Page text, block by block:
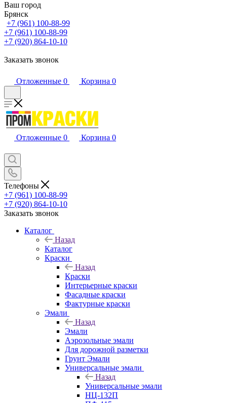
Ваш город
Брянск
+7 (961) 100-88-99
+7 (961) 100-88-99
+7 (920) 864-10-10
Заказать звонок
Отложенные 0 Корзина 0
Отложенные 0 Корзина 0
Телефоны
+7 (961) 100-88-99
+7 (920) 864-10-10
Заказать звонок
Каталог
Назад
Каталог
Краски
Назад
Краски
Интерьерные краски
Фасадные краски
Фактурные краски
Эмали
Назад
Эмали
Аэрозольные эмали
Для дорожной разметки
Грунт Эмали
Универсальные эмали
Назад
Универсальные эмали
НЦ-132П